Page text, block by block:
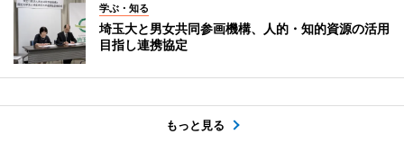
学ぶ・知る
埼玉大と男女共同参画機構、人的・知的資源の活用
目指し連携協定
もっと見る